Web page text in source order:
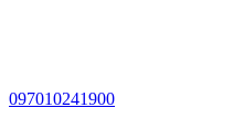
097010241900